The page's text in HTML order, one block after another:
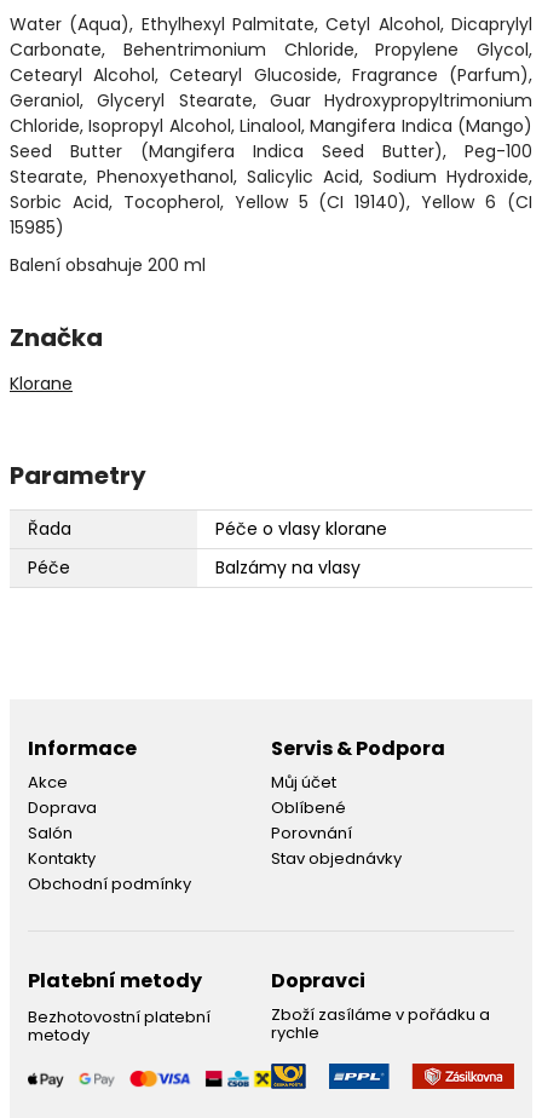
Water (Aqua), Ethylhexyl Palmitate, Cetyl Alcohol, Dicaprylyl
Carbonate, Behentrimonium Chloride, Propylene Glycol,
Cetearyl Alcohol, Cetearyl Glucoside, Fragrance (Parfum),
Geraniol, Glyceryl Stearate, Guar Hydroxypropyltrimonium
Chloride, Isopropyl Alcohol, Linalool, Mangifera Indica (Mango)
Seed Butter (Mangifera Indica Seed Butter), Peg-100
Stearate, Phenoxyethanol, Salicylic Acid, Sodium Hydroxide,
Sorbic Acid, Tocopherol, Yellow 5 (CI 19140), Yellow 6 (CI
15985)
Balení obsahuje 200 ml
Značka
Klorane
Parametry
Řada
Péče o vlasy klorane
Péče
Balzámy na vlasy
Informace
Akce
Doprava
Salón
Kontakty
Obchodní podmínky
Servis & Podpora
Můj účet
Oblíbené
Porovnání
Stav objednávky
Platební metody
Bezhotovostní platební
metody
Dopravci
Zboží zasíláme v pořádku a
rychle